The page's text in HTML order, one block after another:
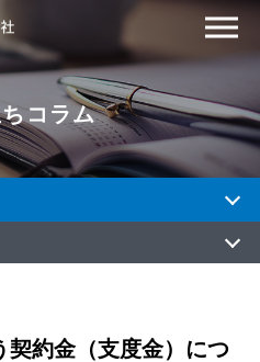
コラム
契約金（支度金）につ